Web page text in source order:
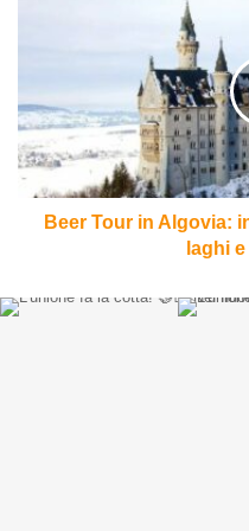
terra
bavarese
tra
castelli,
laghiBeer Tour in Algovia:
laghi